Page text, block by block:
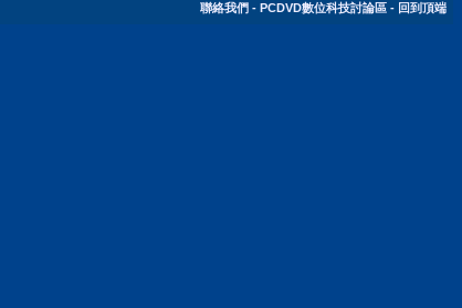
聯絡我們 - PCDVD數位科技討論區 - 回到頂端